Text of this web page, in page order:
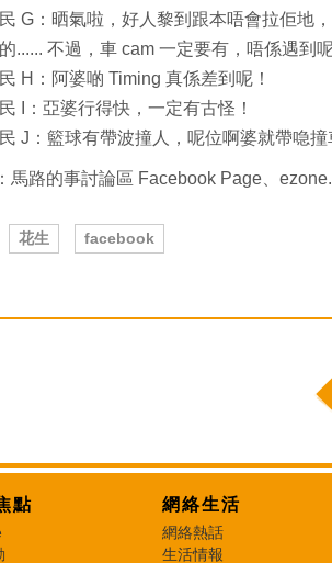
G：晒氣啦，好人黎到跟本唔會拉佢地
...... 不過，車 cam 一定要有，唔係遇到
H：阿婆啲 Timing 真係差到呢！
I：亞婆行得快，一定有古怪！
J：籃球有帶波撞人，呢位啊婆就帶喼撞
馬路的事討論區 Facebook Page、
花生 facebook
點 網絡生活
網絡熱話
生活情報